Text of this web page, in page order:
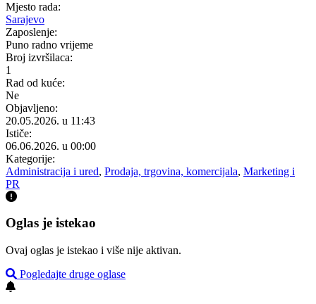
Mjesto rada:
Sarajevo
Zaposlenje:
Puno radno vrijeme
Broj izvršilaca:
1
Rad od kuće:
Ne
Objavljeno:
20.05.2026. u 11:43
Ističe:
06.06.2026. u 00:00
Kategorije:
Administracija i ured, Prodaja, trgovina, komercijala, Marketing i
PR
Oglas je istekao
Ovaj oglas je istekao i više nije aktivan.
Pogledajte druge oglase